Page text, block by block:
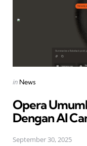
Posted
in News
Opera
Dengan AI
September 30, 2025